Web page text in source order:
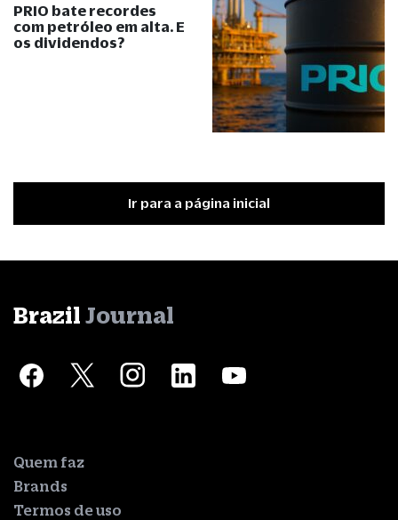
PRIO bate recordes
com petróleo em alta. E
os dividendos?
Ir para a página inicial
Brazil Journal
Quem faz
Brands
Termos de uso